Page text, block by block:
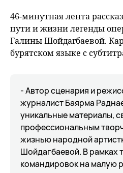
46-минутная лента
пути и жизни легенды
Галины Шойдагбаевой.
бурятском языке с
- Автор сценария и
журналист Баярма
уникальные материалы,
профессиональным
жизнью народной
Шойдагбаевой. В рамках
командировок на малую